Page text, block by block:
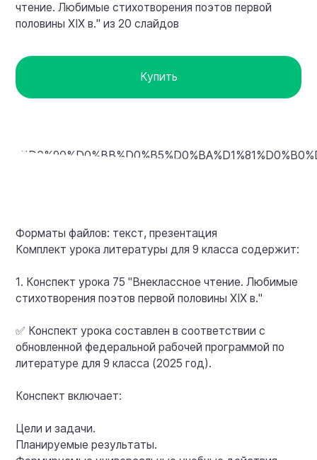
чтение. Любимые стихотворения поэтов первой
половины XIX в." из 20 слайдов
Купить
Форматы файлов: текст, презентация
Комплект урока литературы для 9 класса содержит:
1. Конспект урока 75 "Внеклассное чтение. Любимые
стихотворения поэтов первой половины XIX в."
✅ Конспект урока составлен в соответствии с
обновленной федеральной рабочей программой по
литературе для 9 класса (2025 год).
Конспект включает:
Цели и задачи.
Планируемые результаты.